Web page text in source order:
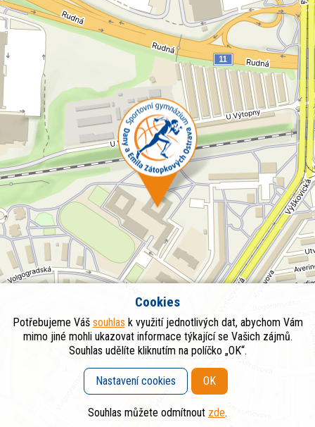
Cookies
Potřebujeme Váš souhlas k využití jednotlivých dat, abychom Vám
mimo jiné mohli ukazovat informace týkající se Vašich zájmů.
Souhlas udělíte kliknutím na políčko „OK“.
Nastavení cookies OK
Souhlas můžete odmítnout zde.